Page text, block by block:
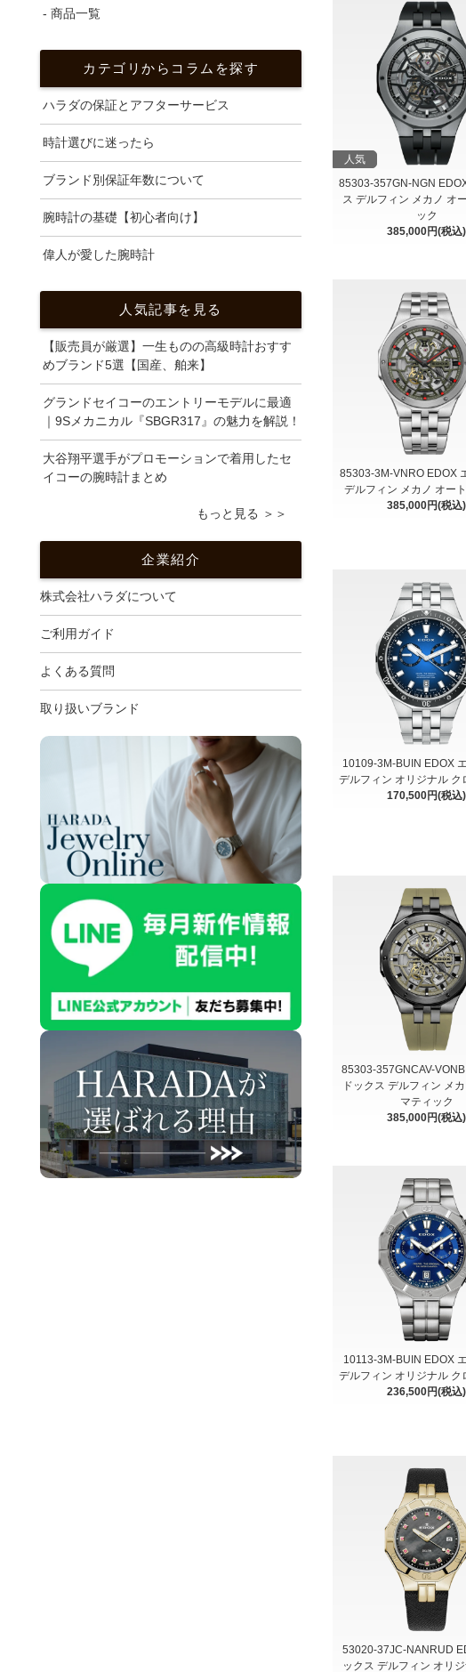
人気
85303-357GN-NGN
ス デルフィン メカノ オ
ック
385,000円(税込)
85303-3M-VNRO EDOX
デルフィン メカノ オー
385,000円(税込)
10109-3M-BUIN EDOX
デルフィン オリジナル ク
170,500円(税込)
85303-357GNCAV-
ドックス デルフィン メ
マティック
385,000円(税込)
10113-3M-BUIN EDOX
デルフィン オリジナル ク
236,500円(税込)
53020-37JC-NANRUD
ックス デルフィン オリ
- 商品一覧
カテゴリからコラムを探す
ハラダの保証とアフターサービス
時計選びに迷ったら
ブランド別保証年数について
腕時計の基礎【初心者向け】
偉人が愛した腕時計
人気記事を見る
【販売員が厳選】一生ものの高級時計おすす
めブランド5選【国産、舶来】
グランドセイコーのエントリーモデルに最適
｜9Sメカニカル『SBGR317』の魅力を解説！
大谷翔平選手がプロモーションで着用したセ
イコーの腕時計まとめ
もっと見る ＞＞
企業紹介
株式会社ハラダについて
ご利用ガイド
よくある質問
取り扱いブランド